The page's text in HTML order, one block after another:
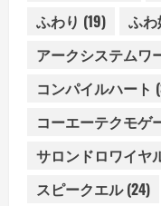
ふわり (19) ふ
アークシステムワ
コンパイルハート
コーエーテクモゲ
サロンドロワイヤ
スピークエル(24)